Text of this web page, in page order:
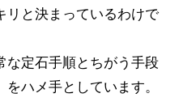
リと決まっているわけで
な定石手順とちがう手段
ハメ手としています。